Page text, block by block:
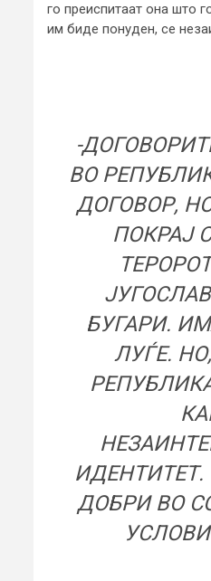
го преиспитаат она што
им биде понуден, се
-
ВО
ДОГОВОР,
ПОКРАЈ
БУГАРИ.
ЛУЃЕ.
ДОБРИ ВО